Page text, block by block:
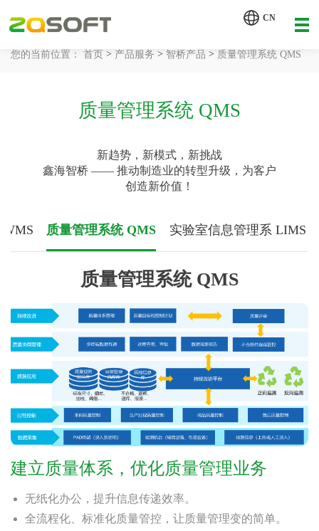
CN
解决方案
资讯动态
您的当前位置： 首页 > 产品服务 > 智桥产品 > 质量管理系统 QMS
质量管理系统 QMS
新趋势，新模式，新挑战
鑫海智桥 —— 推动制造业的转型升级，为客户
创造新价值！
质量管理系统 QMS 实验室信息管理系 LIMS
质量管理系统 QMS
建立质量体系，优化质量管理业务
无纸化办公，提升信息传递效率。
全流程化、标准化质量管控，让质量管理变的简单。
【AI 智能体重塑企业运营管理.pdf】